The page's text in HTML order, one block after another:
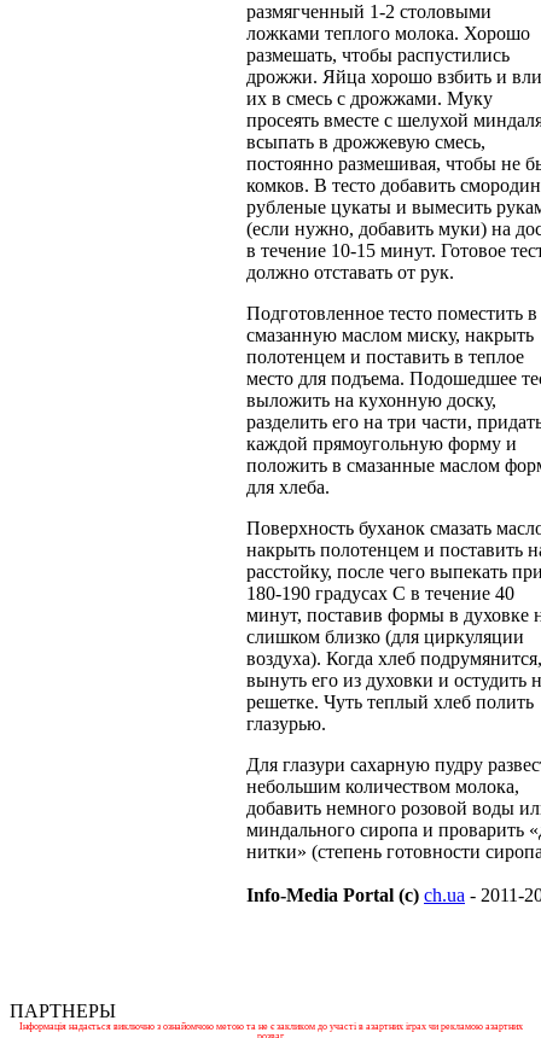
размягченный 1-2 столовыми
ложками теплого молока. Хорошо
размешать, чтобы распустились
дрожжи. Яйца хорошо взбить и
их в смесь с дрожжами. Муку
просеять вместе с шелухой
всыпать в дрожжевую смесь,
постоянно размешивая, чтобы не
комков. В тесто добавить
рубленые цукаты и вымесить
(если нужно, добавить муки) на
в течение 10-15 минут. Готовое
должно отставать от рук.
Подготовленное тесто поместить в
смазанную маслом миску, накрыть
полотенцем и поставить в теплое
место для подъема. Подошедшее
выложить на кухонную доску,
разделить его на три части,
каждой прямоугольную форму и
положить в смазанные маслом
для хлеба.
Поверхность буханок смазать
накрыть полотенцем и поставить
расстойку, после чего выпекать
180-190 градусах С в течение 40
минут, поставив формы в духовке
слишком близко (для циркуляции
воздуха). Когда хлеб подрумянится,
вынуть его из духовки и остудить
решетке. Чуть теплый хлеб полить
глазурью.
Для глазури сахарную пудру
небольшим количеством молока,
добавить немного розовой воды
миндального сиропа и проварить
нитки» (степень готовности
Info-Media Portal (c) ch.ua - 2011-
ПАРТНЕРЫ
Інформація надається виключно з ознайомчою метою та не є закликом до участі в азартних іграх чи рекламою азартних